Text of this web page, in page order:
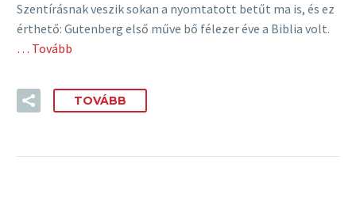
Szentírásnak veszik sokan a nyomtatott betűt ma is, és ez
érthető: Gutenberg első műve bő félezer éve a Biblia volt.
… Tovább
TOVÁBB